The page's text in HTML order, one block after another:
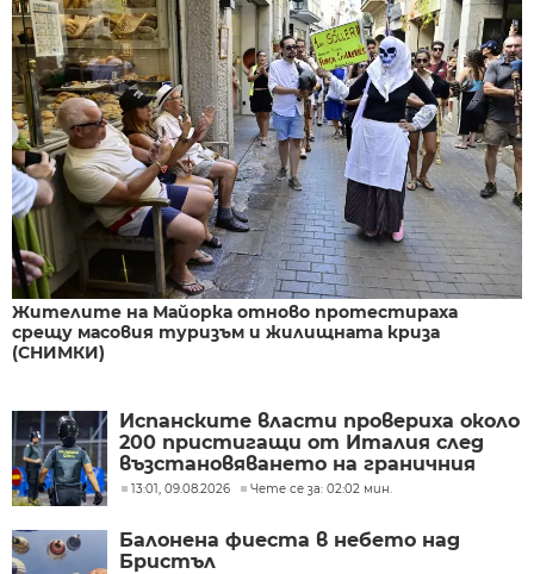
Жителите на Майорка отново протестираха
срещу масовия туризъм и жилищната криза
(СНИМКИ)
Испанските власти провериха около
200 пристигащи от Италия след
възстановяването на граничния
контрол
13:01, 09.08.2026 Чете се за: 02:02 мин.
Балонена фиеста в небето над
Бристъл